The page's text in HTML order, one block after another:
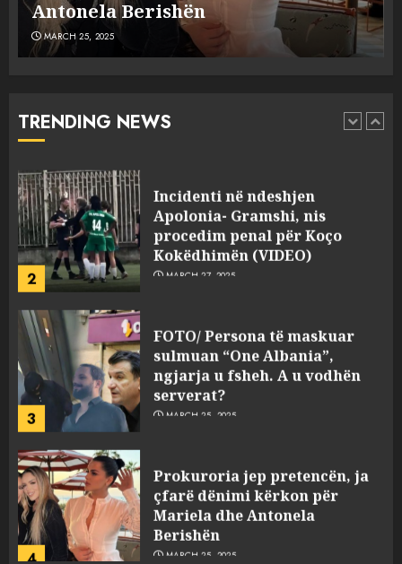
plagosën!
MARCH 25, 2025
TRENDING NEWS
MARCH 25, 2025
1
Punonjësja e UKT akuzon
pasuri të pajustifikuar
2
Incidenti në ndeshjen
Apolonia- Gramshi, nis
procedim penal për Koço
Kokëdhimën (VIDEO)
MARCH 27, 2025
3
FOTO/ Persona të maskuar
sulmuan “One Albania”,
ngjarja u fsheh. A u vodhën
serverat?
MARCH 25, 2025
4
Prokuroria jep pretencën, ja
çfarë dënimi kërkon për
Mariela dhe Antonela
Berishën
MARCH 25, 2025